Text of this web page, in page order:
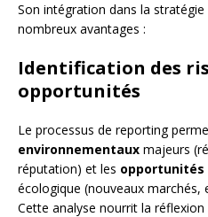
Son intégration dans la
nombreux avantages :
Identification des
opportunités
Le processus de reporting
environnementaux majeurs
réputation) et les opportunités
écologique (nouveaux marchés,
Cette analyse nourrit la